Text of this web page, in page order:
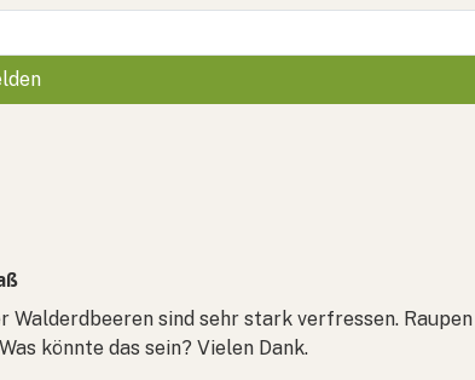
Walderdbeeren sind sehr stark verfressen.
könnte das sein? Vielen Dank.